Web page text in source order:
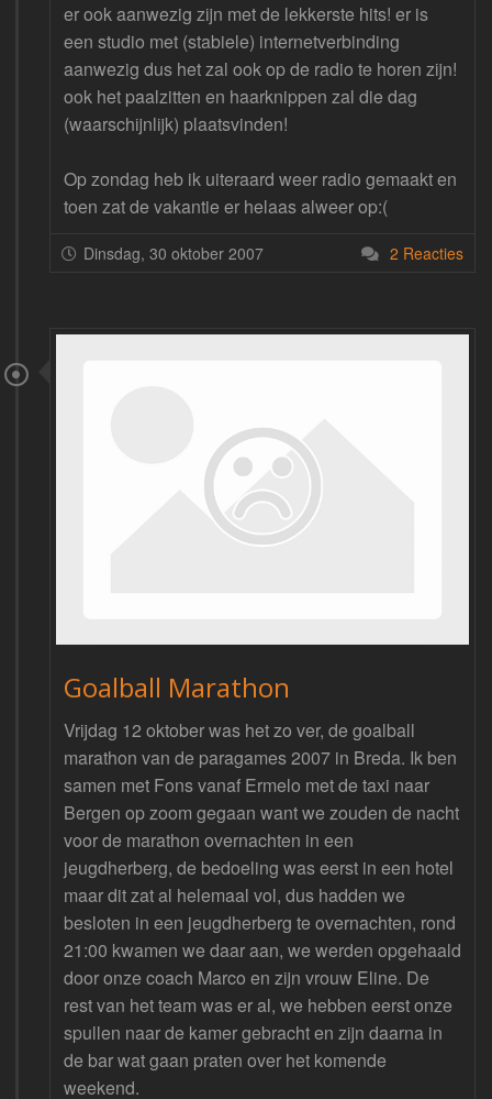
er ook aanwezig zijn met de lekkerste hits! er is
een studio met (stabiele) internetverbinding
aanwezig dus het zal ook op de radio te horen zijn!
ook het paalzitten en haarknippen zal die dag
(waarschijnlijk) plaatsvinden!
Op zondag heb ik uiteraard weer radio gemaakt en
toen zat de vakantie er helaas alweer op:(
Dinsdag, 30 oktober 2007 2 Reacties
Goalball Marathon
Vrijdag 12 oktober was het zo ver, de goalball
marathon van de paragames 2007 in Breda. Ik ben
samen met Fons vanaf Ermelo met de taxi naar
Bergen op zoom gegaan want we zouden de nacht
voor de marathon overnachten in een
jeugdherberg, de bedoeling was eerst in een hotel
maar dit zat al helemaal vol, dus hadden we
besloten in een jeugdherberg te overnachten, rond
21:00 kwamen we daar aan, we werden opgehaald
door onze coach Marco en zijn vrouw Eline. De
rest van het team was er al, we hebben eerst onze
spullen naar de kamer gebracht en zijn daarna in
de bar wat gaan praten over het komende
weekend.